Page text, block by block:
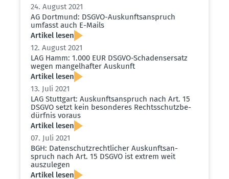
24. August 2021
AG Dortmund: DSGVO-Auskunfts­an­spruch
umfasst auch E-Mails
Artikel lesen
12. August 2021
LAG Hamm: 1.000 EUR DSGVO-Schadens­ersatz
wegen mangel­hafter Auskunft
Artikel lesen
13. Juli 2021
LAG Stuttgart: Auskunfts­an­spruch nach Art. 15
DSGVO setzt kein beson­deres Rechts­schutz­be­
dürfnis voraus
Artikel lesen
07. Juli 2021
BGH: Daten­schutz­recht­licher Auskunfts­an­
spruch nach Art. 15 DSGVO ist extrem weit
auszu­legen
Artikel lesen